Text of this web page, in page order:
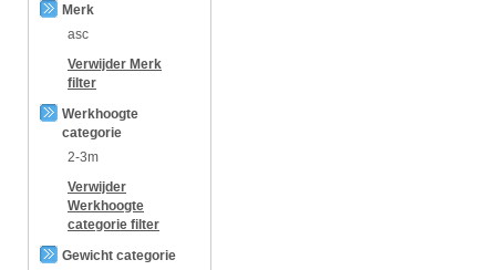
Merk
asc
Verwijder Merk
filter
Werkhoogte
categorie
2-3m
Verwijder
Werkhoogte
categorie filter
Gewicht categorie